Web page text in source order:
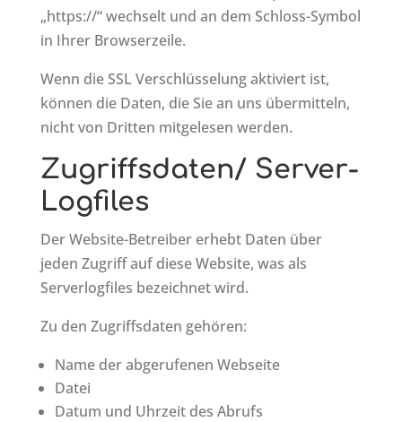
„https://“ wechselt und an dem Schloss-Symbol
in Ihrer Browserzeile.
Wenn die SSL Verschlüsselung aktiviert ist,
können die Daten, die Sie an uns übermitteln,
nicht von Dritten mitgelesen werden.
Zugriffsdaten/ Server-
Logfiles
Der Website-Betreiber erhebt Daten über
jeden Zugriff auf diese Website, was als
Serverlogfiles bezeichnet wird.
Zu den Zugriffsdaten gehören:
Name der abgerufenen Webseite
Datei
Datum und Uhrzeit des Abrufs